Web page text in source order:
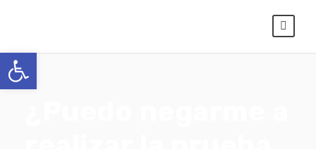
Abrir barra de herramientas